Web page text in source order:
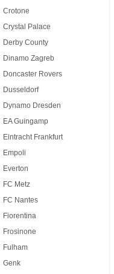
Crotone
Crystal Palace
Derby County
Dinamo Zagreb
Doncaster Rovers
Dusseldorf
Dynamo Dresden
EA Guingamp
Eintracht Frankfurt
Empoli
Everton
FC Metz
FC Nantes
Fiorentina
Frosinone
Fulham
Genk